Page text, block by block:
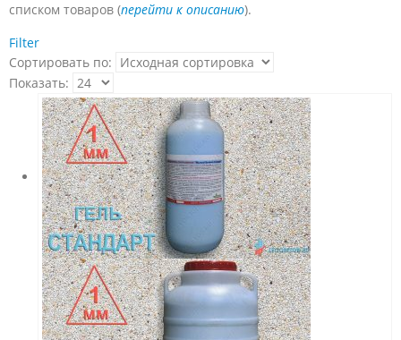
списком товаров (перейти к описанию).
Filter
Сортировать по:
Показать: